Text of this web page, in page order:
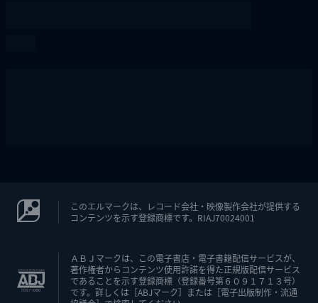
このエルマークは、レコード会社・映像製作会社が提供する
コンテンツを示す登録商標です。RIAJ70024001
ＡＢＪマークは、この電子書店・電子書籍配信サービスが、
著作権者からコンテンツ使用許諾を得た正規版配信サービス
であることを示す登録商標（登録番号第６０９１７１３号）
です。詳しくは［ABJマーク］または［電子出版制作・流通